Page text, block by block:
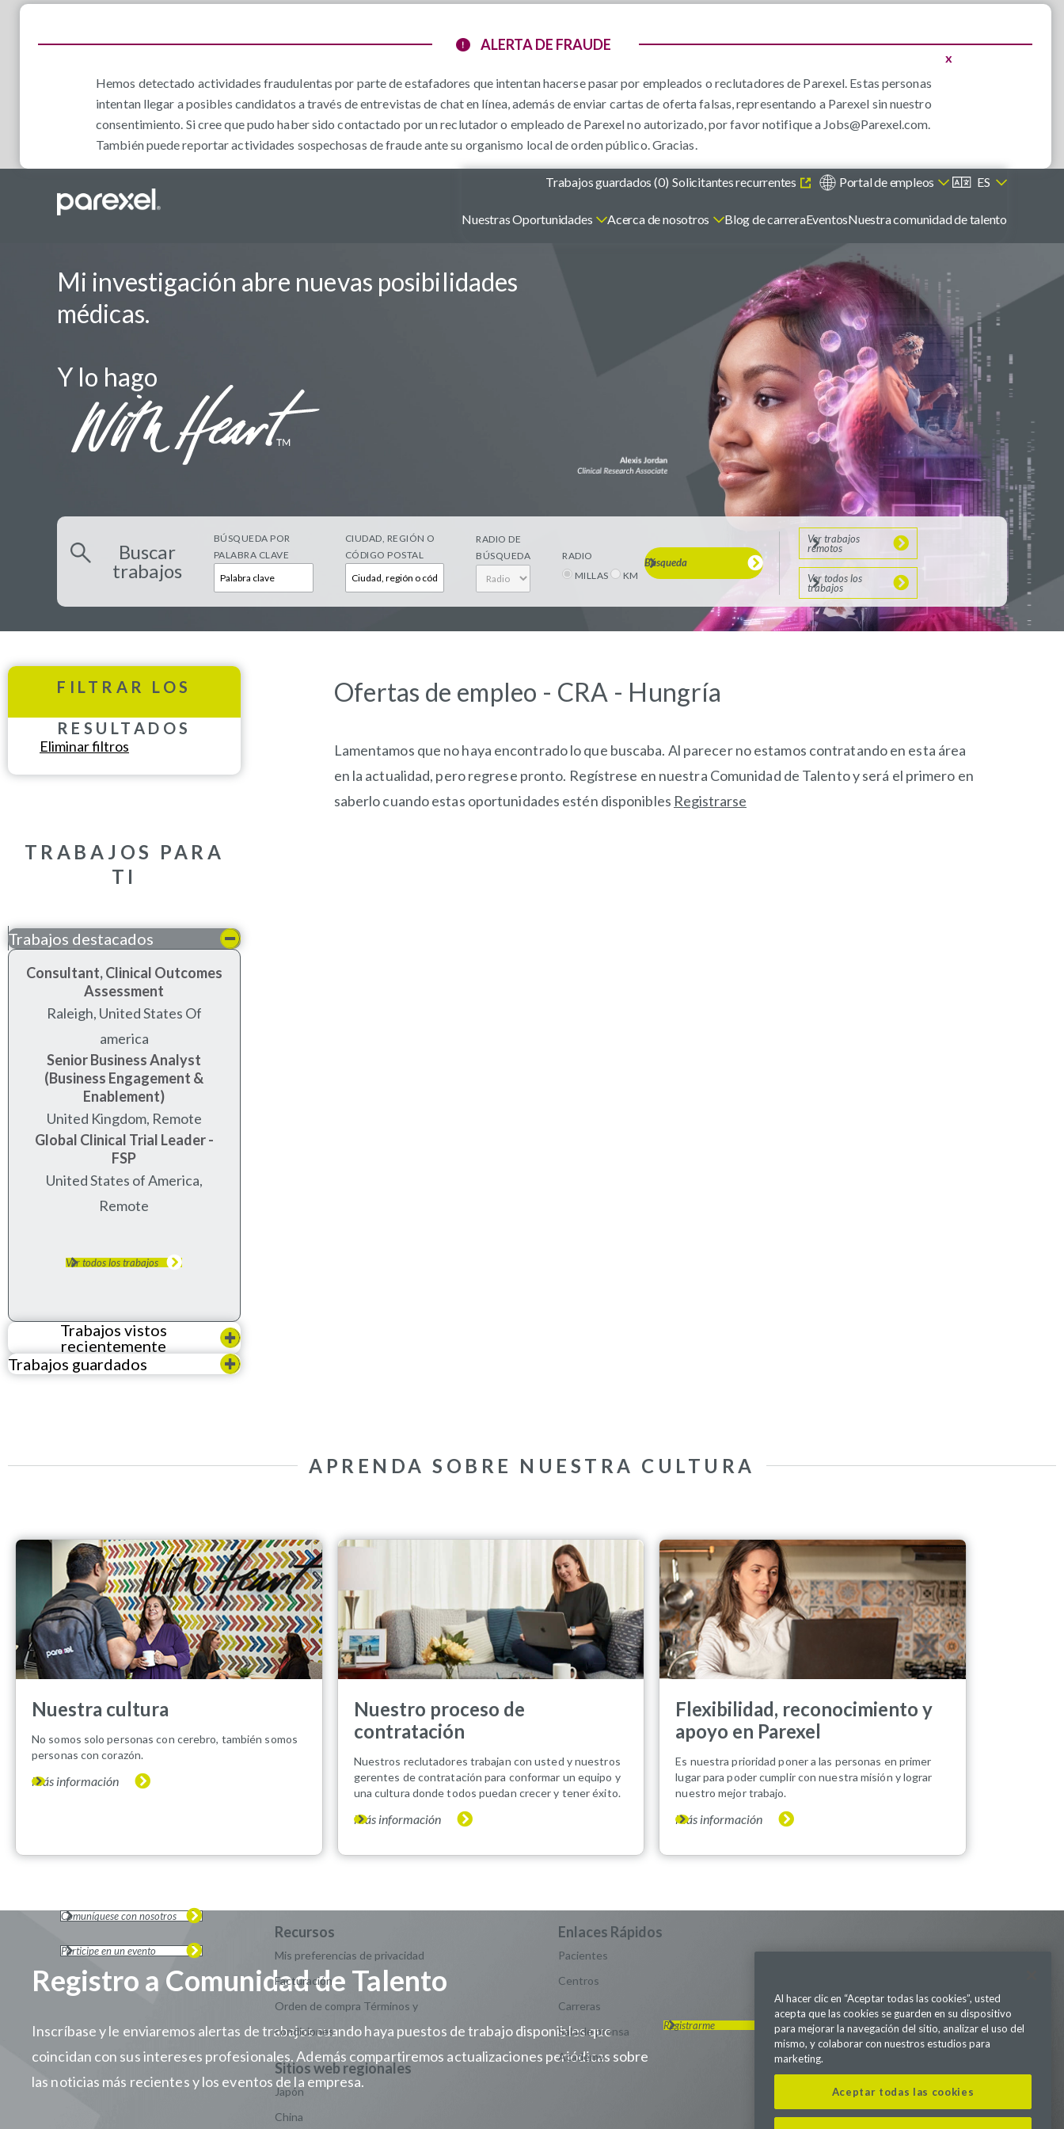
x
ALERTA DE FRAUDE
Hemos detectado actividades fraudulentas por parte de estafadores que intentan hacerse pasar por empleados o reclutadores de Parexel. Estas personas
intentan llegar a posibles candidatos a través de entrevistas de chat en línea, además de enviar cartas de oferta falsas, representando a Parexel sin nuestro
consentimiento. Si cree que pudo haber sido contactado por un reclutador o empleado de Parexel no autorizado, por favor notifique a Jobs@Parexel.com.
También puede reportar actividades sospechosas de fraude ante su organismo local de orden público. Gracias.
ES
Portal de empleos
Solicitantes recurrentes
Trabajos guardados (0)
Nuestras Oportunidades Acerca de nosotros Blog de carreraEventosNuestra comunidad de talento
Mi investigación abre nuevas posibilidades
médicas.
Y lo hago
Buscar
trabajos
BÚSQUEDA POR
PALABRA CLAVE
CIUDAD, REGIÓN O
CÓDIGO POSTAL
RADIO DE
BÚSQUEDA
RADIO
MILLAS
KM
Búsqueda
Ver trabajos
remotos
Ver todos los
trabajos
Ofertas de empleo - CRA - Hungría
Lamentamos que no haya encontrado lo que buscaba. Al parecer no estamos contratando en esta área
en la actualidad, pero regrese pronto. Regístrese en nuestra Comunidad de Talento y será el primero en
saberlo cuando estas oportunidades estén disponibles Registrarse
FILTRAR LOS
RESULTADOS
Eliminar filtros
TRABAJOS PARA
TI
Trabajos destacados
Consultant, Clinical Outcomes
Assessment
raleigh, united states of
america
Senior Business Analyst
(Business Engagement &
Enablement)
United Kingdom, Remote
Global Clinical Trial Leader -
FSP
United States of America,
Remote
Ver todos los trabajos
Trabajos vistos
recientemente
Trabajos guardados
APRENDA SOBRE NUESTRA CULTURA
Nuestra cultura
No somos solo personas con cerebro, también somos
personas con corazón.
Más información
Nuestro proceso de
contratación
Nuestros reclutadores trabajan con usted y nuestros
gerentes de contratación para conformar un equipo y
una cultura donde todos puedan crecer y tener éxito.
Más información
Flexibilidad, reconocimiento y
apoyo en Parexel
Es nuestra prioridad poner a las personas en primer
lugar para poder cumplir con nuestra misión y lograr
nuestro mejor trabajo.
Más información
Registro a Comunidad de Talento
Inscríbase y le enviaremos alertas de trabajos cuando haya puestos de trabajo disponibles que
coincidan con sus intereses profesionales. Además compartiremos actualizaciones periódicas sobre
las noticias más recientes y los eventos de la empresa.
Registrarme
Comuníquese con nosotros
Participe en un evento
Mis preferencias de privacidad
Facturación
Orden de compra Términos y
condiciones
Japón
China
Pacientes
Centros
Carreras
Sala de prensa
Academy
Visítanos en Twitter
Visítanos en LinkedIn
Visítanos en Instagram
Visítanos en Facebook
Visítanos en Youtube
Revisa nuestra Podcast
541 Church at North Hills St., Suite 1000
Raleigh, NC 27609
+1-919-544-3170
Al hacer clic en “Aceptar todas las cookies”, usted
acepta que las cookies se guarden en su dispositivo
para mejorar la navegación del sitio, analizar el uso del
mismo, y colaborar con nuestros estudios para
marketing.
Aceptar todas las cookies